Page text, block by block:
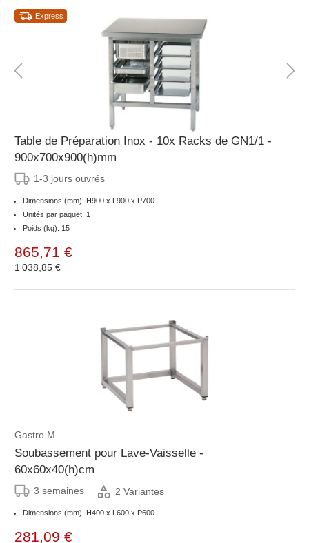
Express
Table de Préparation Inox - 10x Racks de GN1/1 -
900x700x900(h)mm
1-3 jours ouvrés
Dimensions (mm): H900 x L900 x P700
Unités par paquet: 1
Poids (kg): 15
865,71 €
1 038,85 €
Gastro M
Soubassement pour Lave-Vaisselle -
60x60x40(h)cm
3 semaines 2 Variantes
Dimensions (mm): H400 x L600 x P600
281,09 €